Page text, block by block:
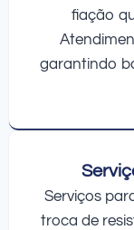
fiação
garantindo
Serviços
troca de